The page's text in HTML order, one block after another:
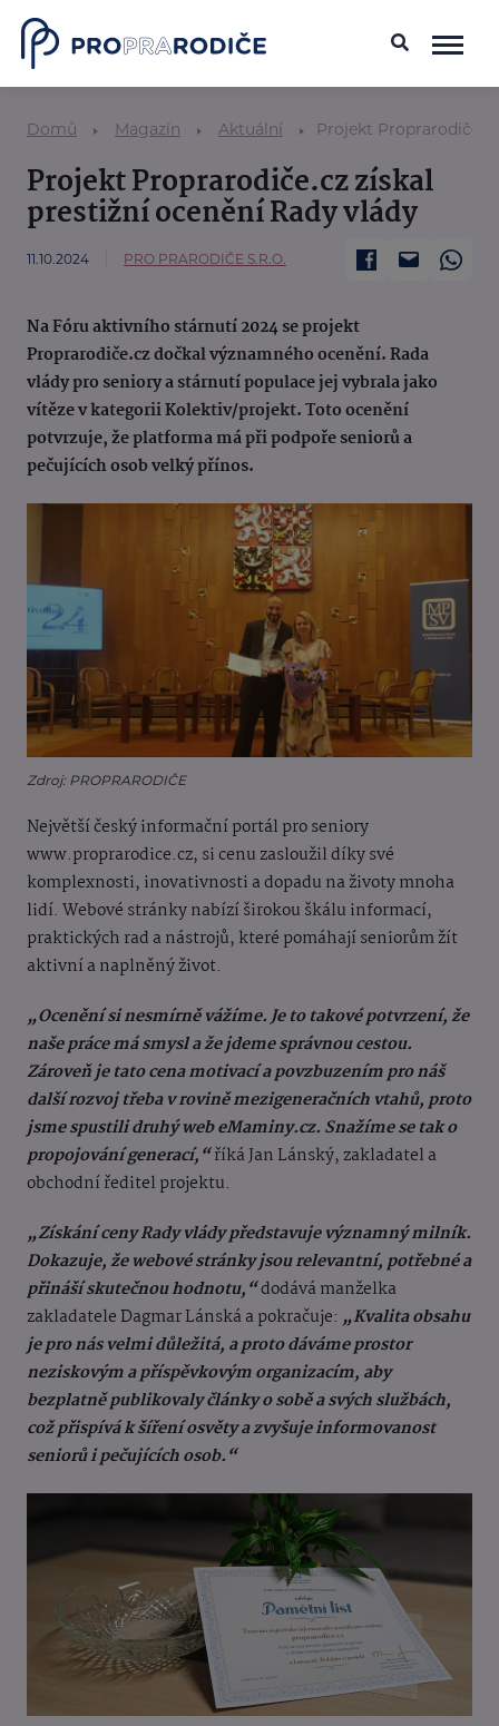
Domů Magazín Aktuální Projekt
Projekt Proprarodiče.cz získal
prestižní ocenění Rady vlády
11.10.2024 PRO PRARODIČE S.R.O.
Na Fóru aktivního stárnutí 2024 se projekt
Proprarodiče.cz dočkal významného ocenění. Rada
vlády pro seniory a stárnutí populace jej vybrala jako
vítěze v kategorii Kolektiv/projekt. Toto ocenění
potvrzuje, že platforma má při podpoře seniorů a
pečujících osob velký přínos.
Zdroj: PROPRARODIČE
Největší český informační portál pro seniory
www.proprarodice.cz, si cenu zasloužil díky své
komplexnosti, inovativnosti a dopadu na životy mnoha
lidí. Webové stránky nabízí širokou škálu informací,
praktických rad a nástrojů, které pomáhají seniorům žít
aktivní a naplněný život.
„Ocenění si nesmírně vážíme. Je to takové potvrzení, že
naše práce má smysl a že jdeme správnou cestou.
Zároveň je tato cena motivací a povzbuzením pro náš
další rozvoj třeba v rovině mezigeneračních vtahů, proto
jsme spustili druhý web eMaminy.cz. Snažíme se tak o
propojování generací,“říká Jan Lánský, zakladatel a
obchodní ředitel projektu.
„Získání ceny Rady vlády představuje významný milník.
Dokazuje, že webové stránky jsou relevantní, potřebné a
přináší skutečnou hodnotu,“dodává manželka
zakladatele Dagmar Lánská a pokračuje: „Kvalita obsahu
je pro nás velmi důležitá, a proto dáváme prostor
neziskovým a příspěvkovým organizacím, aby
bezplatně publikovaly články o sobě a svých službách,
což přispívá k šíření osvěty a zvyšuje informovanost
seniorů i pečujících osob.“